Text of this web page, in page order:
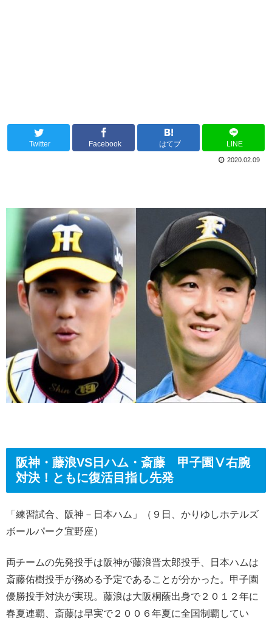
Twitter Facebook はてブ LINE
2020.02.09
阪神・藤浪VS日ハム・斎藤 甲子園Ⅴ右腕
対決！ともに復活目指し先発
「練習試合、阪神－日本ハム」（９日、かりゆしホテルズ
ボールパーク宜野座）
両チームの先発投手は阪神が藤浪晋太郎投手、日本ハムは
斎藤佑樹投手が務める予定であることが分かった。甲子園
優勝投手対決が実現。藤浪は大阪桐蔭出身で２０１２年に
春夏連覇、斎藤は早実で２００６年夏に全国制覇してい